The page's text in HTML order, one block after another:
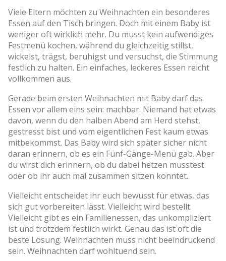
Viele Eltern möchten zu Weihnachten ein besonderes
Essen auf den Tisch bringen. Doch mit einem Baby ist
weniger oft wirklich mehr. Du musst kein aufwendiges
Festmenü kochen, während du gleichzeitig stillst,
wickelst, trägst, beruhigst und versuchst, die Stimmung
festlich zu halten. Ein einfaches, leckeres Essen reicht
vollkommen aus.
Gerade beim ersten Weihnachten mit Baby darf das
Essen vor allem eins sein: machbar. Niemand hat etwas
davon, wenn du den halben Abend am Herd stehst,
gestresst bist und vom eigentlichen Fest kaum etwas
mitbekommst. Das Baby wird sich später sicher nicht
daran erinnern, ob es ein Fünf-Gänge-Menü gab. Aber
du wirst dich erinnern, ob du dabei hetzen musstest
oder ob ihr auch mal zusammen sitzen konntet.
Vielleicht entscheidet ihr euch bewusst für etwas, das
sich gut vorbereiten lässt. Vielleicht wird bestellt.
Vielleicht gibt es ein Familienessen, das unkompliziert
ist und trotzdem festlich wirkt. Genau das ist oft die
beste Lösung. Weihnachten muss nicht beeindruckend
sein. Weihnachten darf wohltuend sein.